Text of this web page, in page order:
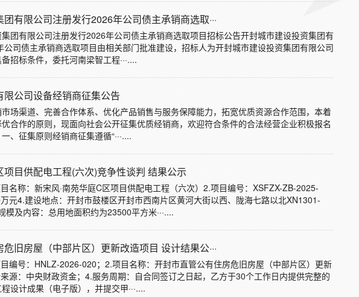
有限公司注册发行2026年公司债主承销商选取···
团有限公司注册发行2026年公司债主承销商选取项目招标公告开封城市建设投资集团有
公司债主承销商选取项目由相关部门批准建设，招标人为开封城市建设投资集团有限公司
招标条件，委托河南梁智工程···....
公司设备经销商征集公告
场渠道、完善合作体系、优化产品销售与服务保障能力，拓宽优质资源合作范围，本着
合作的原则，现面向社会公开征集优质经销商，欢迎符合条件的合法经营企业积极报名
、征集原则经销商征集遵循“···....
项目供配电工程(六次)竞争性谈判 结果公示
名称：新宋风·南苑华庭C区项目供配电工程（六次）2.项目编号：XSFZX-ZB-2025-
元4.建设地点：开封市鼓楼区开封市西南片区黄河大街以西、陇海七路以北XN1301-
及内容：总用地面积约为23500平方米···....
旧房屋（中部片区）更新改造项目 设计结果公···
编号：HNLZ-2026-020；2.项目名称：开封市直管公有住房危旧房屋（中部片区）更新
源：中央财政资金；4.服务周期：自合同签订之日起，乙方于30个工作日内提供完整的
设计成果（电子版），并提交甲···....